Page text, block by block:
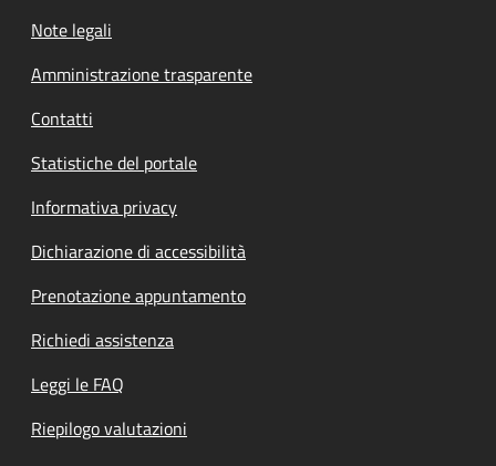
Note legali
Amministrazione trasparente
Contatti
Statistiche del portale
Informativa privacy
Dichiarazione di accessibilità
Prenotazione appuntamento
Richiedi assistenza
Leggi le FAQ
Riepilogo valutazioni